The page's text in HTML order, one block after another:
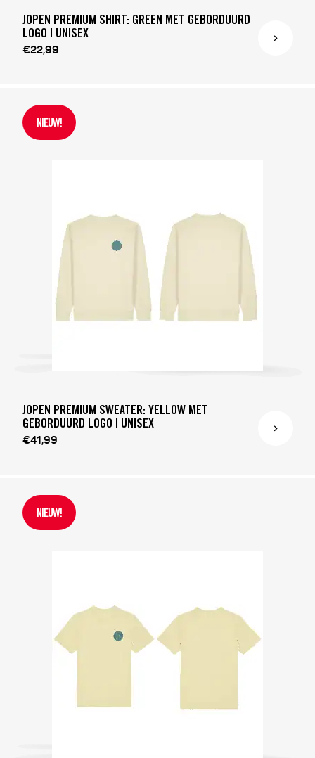
JOPEN PREMIUM SHIRT: GREEN MET GEBORDUURD
LOGO | UNISEX
€22,99
NIEUW!
JOPEN PREMIUM SWEATER: YELLOW MET
GEBORDUURD LOGO | UNISEX
€41,99
NIEUW!